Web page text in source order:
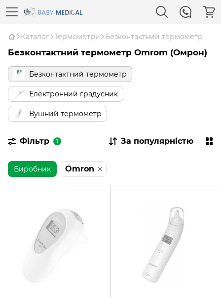
Каталог Термометри Безконтактний термометр
Безконтактний термометр Omrom (Омрон)
Безконтактний термометр
Електронний градусник
Вушний термометр
Фільтр 1 За популярністю
Виробник Omron